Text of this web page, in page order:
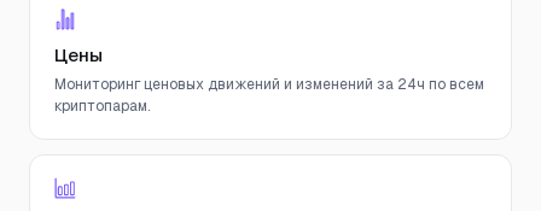
Цены
Мониторинг ценовых движений и изменений за 24ч по всем
криптопарам.